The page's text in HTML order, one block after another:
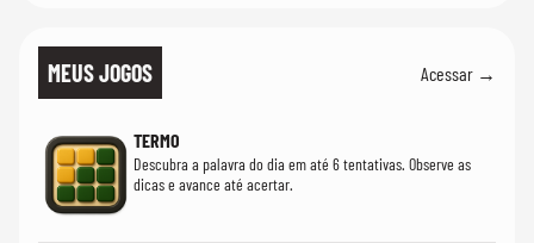
MEUS JOGOS Acessar →
TERMO
Descubra a palavra do dia em até 6 tentativas. Observe as
dicas e avance até acertar.